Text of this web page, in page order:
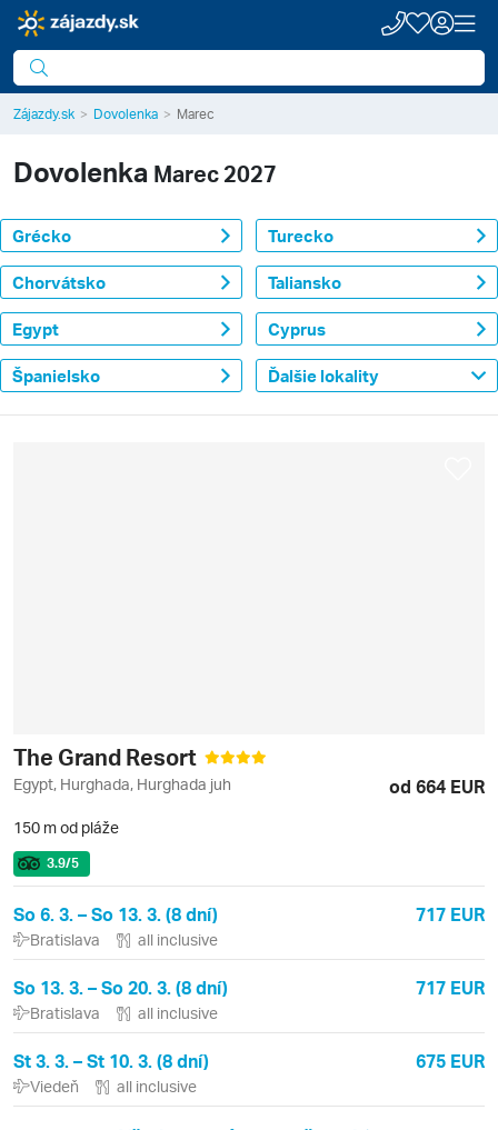
Zájazdy.sk Dovolenka Marec
Dovolenka Marec 2027
Grécko Turecko
Chorvátsko Taliansko
Egypt Cyprus
Španielsko Ďalšie lokality
The Grand Resort
Egypt, Hurghada, Hurghada juh od 664 EUR
150 m od pláže
3.9/5
So 6. 3. – So 13. 3. (8 dní) 717 EUR
Bratislava all inclusive
So 13. 3. – So 20. 3. (8 dní) 717 EUR
Bratislava all inclusive
St 3. 3. – St 10. 3. (8 dní) 675 EUR
Viedeň all inclusive